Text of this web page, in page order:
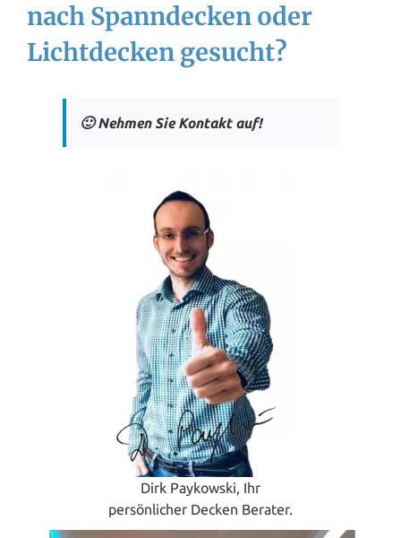
nach Spanndecken oder
Lichtdecken gesucht?
🙂 Nehmen Sie Kontakt auf!
Dirk Paykowski, Ihr
persönlicher Decken Berater.